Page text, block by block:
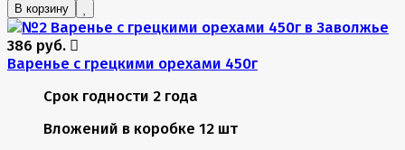
В корзину
386 руб.
Варенье с грецкими орехами 450г
Срок годности 2 года
Вложений в коробке 12 шт